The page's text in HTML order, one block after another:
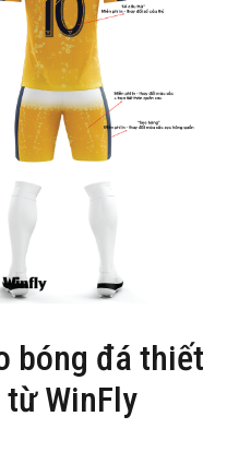
bóng đá thiết
WinFly